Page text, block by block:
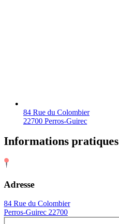
84 Rue du Colombier
22700 Perros-Guirec
Informations pratiques
Adresse
84 Rue du Colombier
Perros-Guirec 22700